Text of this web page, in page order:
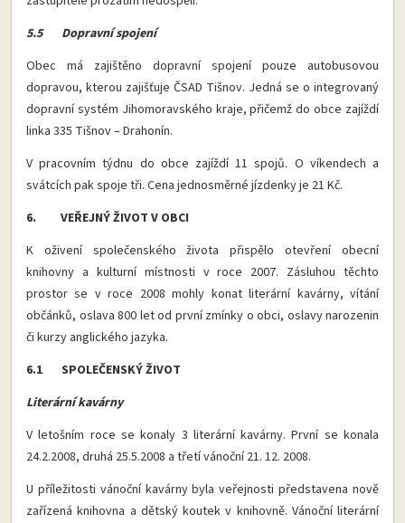
5.5 Dopravní spojení
Obec má zajištěno dopravní spojení pouze autobusovou
dopravou, kterou zajišťuje ČSAD Tišnov. Jedná se o integrovaný
dopravní systém Jihomoravského kraje, přičemž do obce zajíždí
linka 335 Tišnov – Drahonín.
V pracovním týdnu do obce zajíždí 11 spojů. O víkendech a
svátcích pak spoje tři. Cena jednosměrné jízdenky je 21 Kč.
6. VEŘEJNÝ ŽIVOT V OBCI
K oživení společenského života přispělo otevření obecní
knihovny a kulturní místnosti v roce 2007. Zásluhou těchto
prostor se v roce 2008 mohly konat literární kavárny, vítání
občánků, oslava 800 let od první zmínky o obci, oslavy narozenin
či kurzy anglického jazyka.
6.1 SPOLEČENSKÝ ŽIVOT
Literární kavárny
V letošním roce se konaly 3 literární kavárny. První se konala
24.2.2008, druhá 25.5.2008 a třetí vánoční 21. 12. 2008.
U příležitosti vánoční kavárny byla veřejnosti představena nově
zařízená knihovna a dětský koutek v knihovně. Vánoční literární